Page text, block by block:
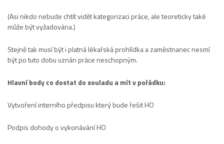
(Asi nikdo nebude chtít vidět kategorizaci práce, ale teoreticky také
může být vyžadována.)
Stejně tak musí být i platná lékařská prohlídka a zaměstnanec nesmí
být po tuto dobu uznán práce neschopným.
Hlavní body co dostat do souladu a mít v pořádku:
Vytvoření interního předpisu který bude řešit HO
Podpis dohody o vykonávání HO